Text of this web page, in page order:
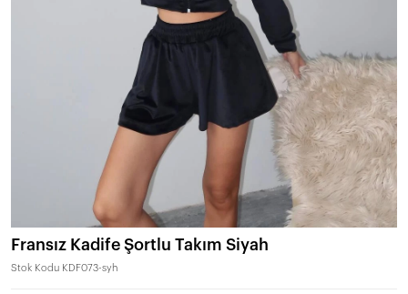
Fransız Kadife Şortlu Takım Siyah
Stok Kodu KDF073-syh